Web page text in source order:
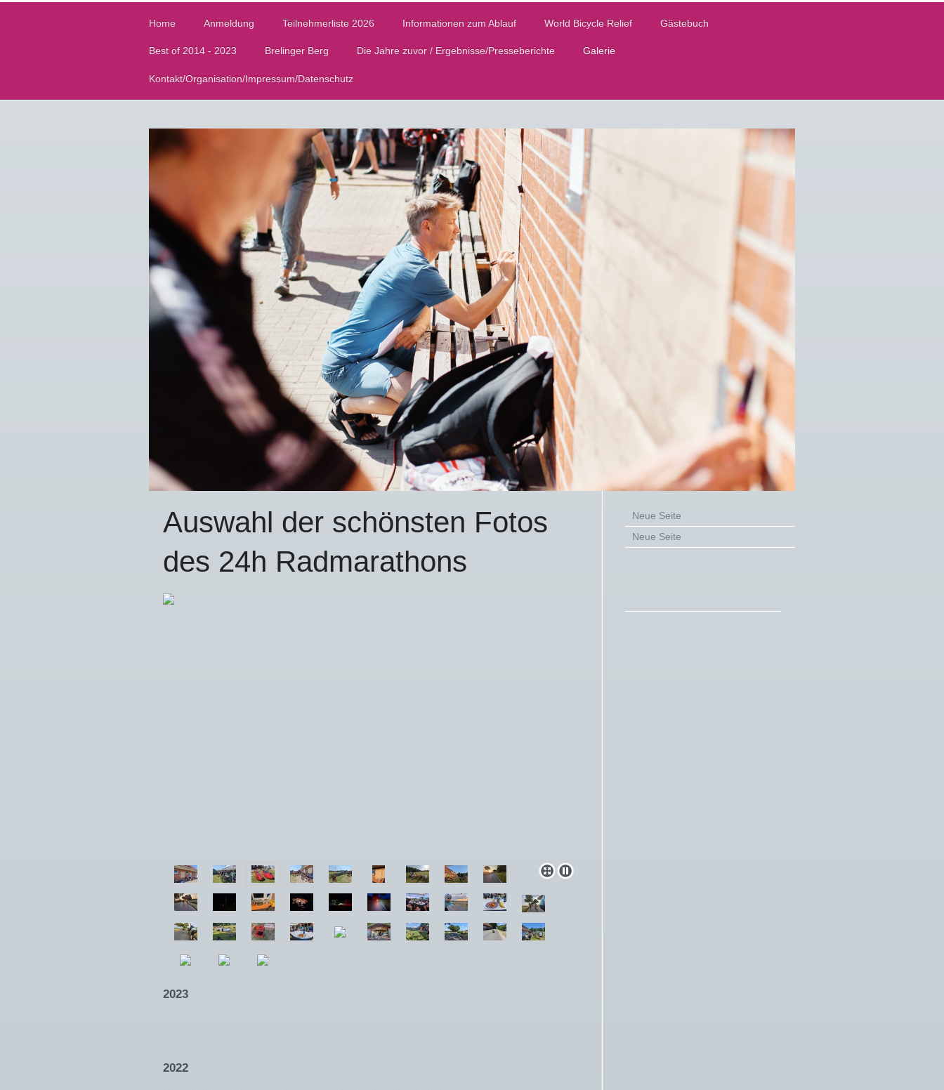
Home Anmeldung Teilnehmerliste 2026 Informationen zum Ablauf World Bicycle Relief Gästebuch
Best of 2014 - 2023 Brelinger Berg Die Jahre zuvor / Ergebnisse/Presseberichte Galerie
Kontakt/Organisation/Impressum/Datenschutz
Auswahl der schönsten Fotos
des 24h Radmarathons
2023
2022
Neue Seite
Neue Seite